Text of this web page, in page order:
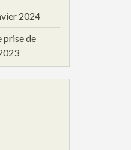
2024
prise de